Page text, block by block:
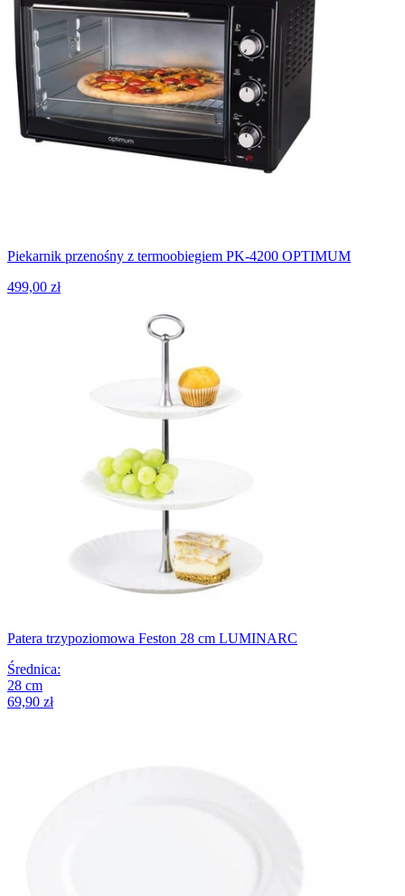
Piekarnik przenośny z termoobiegiem PK-4200 OPTIMUM
499,00 zł
Patera trzypoziomowa Feston 28 cm LUMINARC
Średnica:
28 cm
69,90 zł